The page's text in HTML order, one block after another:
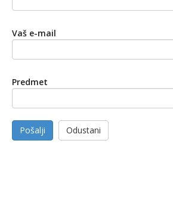
Vaš e-mail
Predmet
Pošalji Odustani